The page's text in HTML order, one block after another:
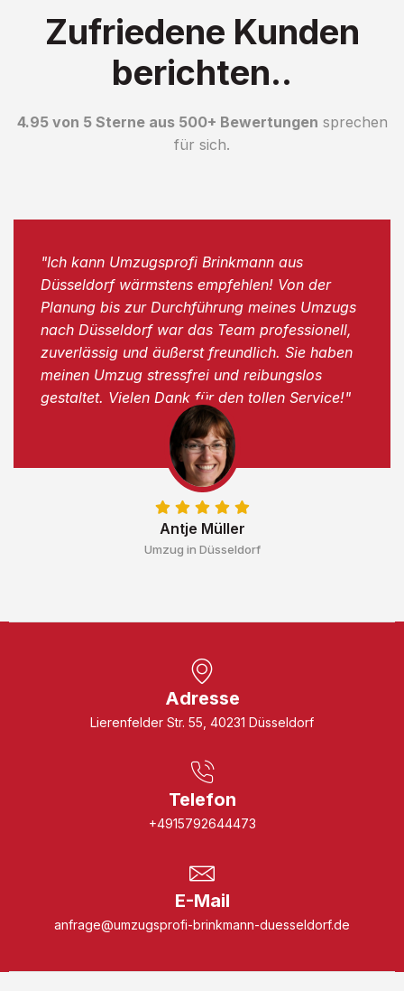
Zufriedene Kunden
berichten..
4.95 von 5 Sterne aus 500+ Bewertungen sprechen
für sich.
Antje Müller
Umzug in Düsseldorf
"Ich kann Umzugsprofi Brinkmann aus
Düsseldorf wärmstens empfehlen! Von der
Planung bis zur Durchführung meines Umzugs
nach Düsseldorf war das Team professionell,
zuverlässig und äußerst freundlich. Sie haben
meinen Umzug stressfrei und reibungslos
gestaltet. Vielen Dank für den tollen Service!"
Adresse
Lierenfelder Str. 55, 40231 Düsseldorf
Telefon
+4915792644473
E-Mail
anfrage@umzugsprofi-brinkmann-duesseldorf.de